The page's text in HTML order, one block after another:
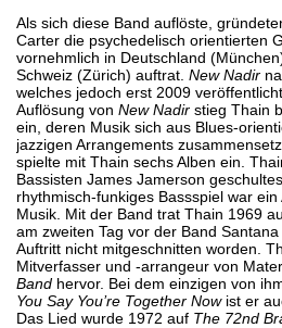
Als sich diese Band auflöste,
Carter die psychedelisch orientierten
vornehmlich in Deutschland
Schweiz (Zürich) auftrat. New Nadir
welches jedoch erst 2009
Auflösung von New Nadir stieg Thain
ein, deren Musik sich aus Blues-
jazzigen Arrangements
spielte mit Thain sechs Alben ein.
Bassisten James Jamerson
rhythmisch-funkiges Bassspiel war
Musik. Mit der Band trat Thain 1969
am zweiten Tag vor der Band
Auftritt nicht mitgeschnitten worden.
Mitverfasser und -arrangeur von
Band hervor. Bei dem einzigen von
You Say You’re Together Nowist er
Das Lied wurde 1972 auf The 72nd